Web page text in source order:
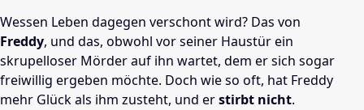
Wessen Leben dagegen verschont wird? Das von
Freddy, und das, obwohl vor seiner Haustür ein
skrupelloser Mörder auf ihn wartet, dem er sich sogar
freiwillig ergeben möchte. Doch wie so oft, hat Freddy
mehr Glück als ihm zusteht, und erstirbt nicht.